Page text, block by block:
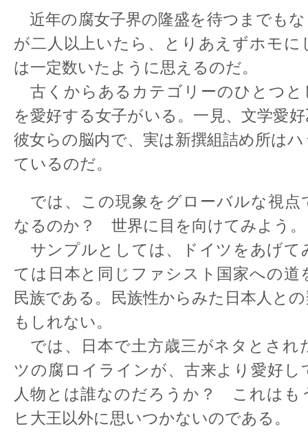
近年の腐女子界の隆盛を待つまでも
が二人以上いたら、とりあえずホモに
は一定数いたように思えるのだ。
古くからあるカテゴリーのひとつと
を愛好する女子がいる。一見、文学愛
彼女らの脳内で、実は新撰組詰め所は
ているのだ。
では、この現象をグローバルな視点
なるのか？ 世界に目を向けてみよう。
サンプルとしては、ドイツをあげて
ては日本と同じファシスト国家への道
民族である。民族性からみた日本人と
もしれない。
では、日本で土方歳三がネタとされ
ツの腐ロイラインが、古来より愛好し
人物とは誰なのだろうか？ これはも
ヒ大王以外に思いつかないのである。